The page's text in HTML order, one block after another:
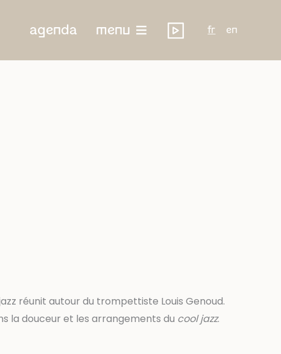
agenda menu fr en
réunit autour du trompettiste Louis Genoud.
la douceur et les arrangements du cool jazz.